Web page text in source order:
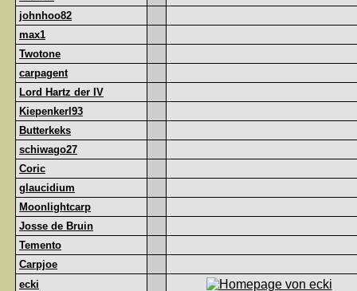
johnhoo82
max1
Twotone
carpagent
Lord Hartz der IV
Kiepenkerl93
Butterkeks
schiwago27
Coric
glaucidium
Moonlightcarp
Josse de Bruin
Temento
Carpjoe
ecki